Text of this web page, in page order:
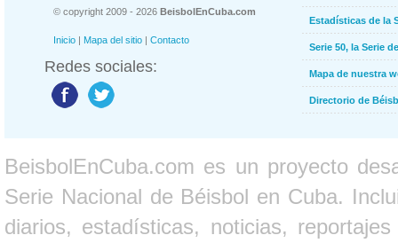
© copyright 2009 - 2026 BeisbolEnCuba.com
Inicio | Mapa del sitio | Contacto
Redes sociales:
Estadísticas de la
Serie 50, la Serie
Mapa de nuestra
Directorio de
BeisbolEnCuba.com es un proyecto
Serie Nacional de Béisbol en Cuba.
diarios, estadísticas, noticias,